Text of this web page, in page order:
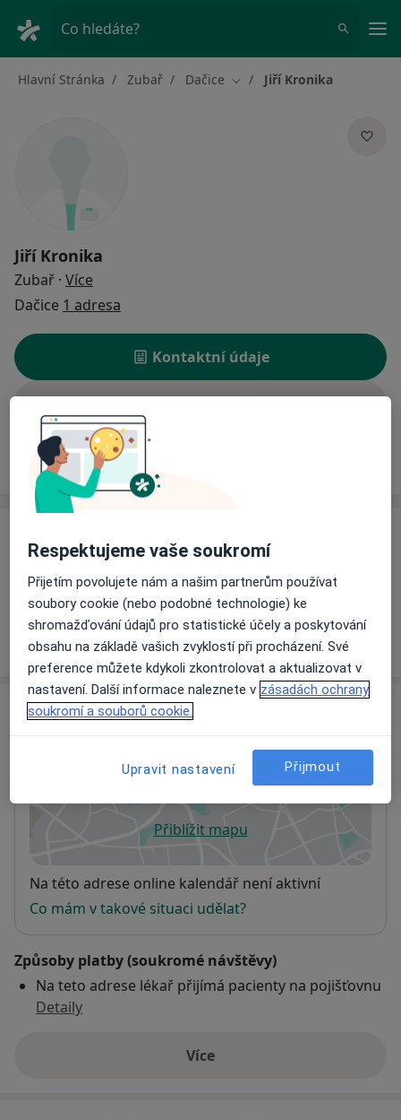
Co hledáte?
Hlavní Stránka Zubař Dačice Změna města
Jiří Kronika
Jiří Kronika
Zubař · Více
Dačice 1 adresa
Kontaktní údaje
Ceník
Ceník
Informace o službách a cenách nejsou k dispozici
Tento specialista ještě nepřidával žádné informace o
svých službách.
Adresa
Antonínská 85, Dačice38001
Přiblížit mapuse otevře v nové záložce
Dostupnost
Na této adrese online kalendář není aktivní
Co mám v takové situaci udělat?
Způsoby platby (soukromé návštěvy)
Na teto adrese lékař přijímá pacienty na pojišťovnu
Detaily
Víceo adrese
Respektujeme vaše soukromí
Přijetím povolujete nám a našim partnerům používat
soubory cookie (nebo podobné technologie) ke
shromažďování údajů pro statistické účely a poskytování
obsahu na základě vašich zvyklostí při procházení. Své
preference můžete kdykoli zkontrolovat a aktualizovat v
nastavení. Další informace naleznete v zásadách ochrany
soukromí a souborů cookie.
Upravit nastavení Přijmout